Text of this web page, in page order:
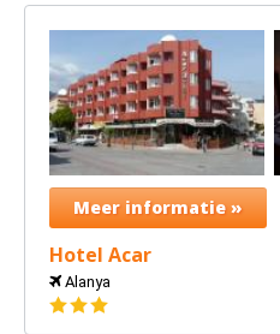
Meer informatie »
Hotel Acar
Alanya
3